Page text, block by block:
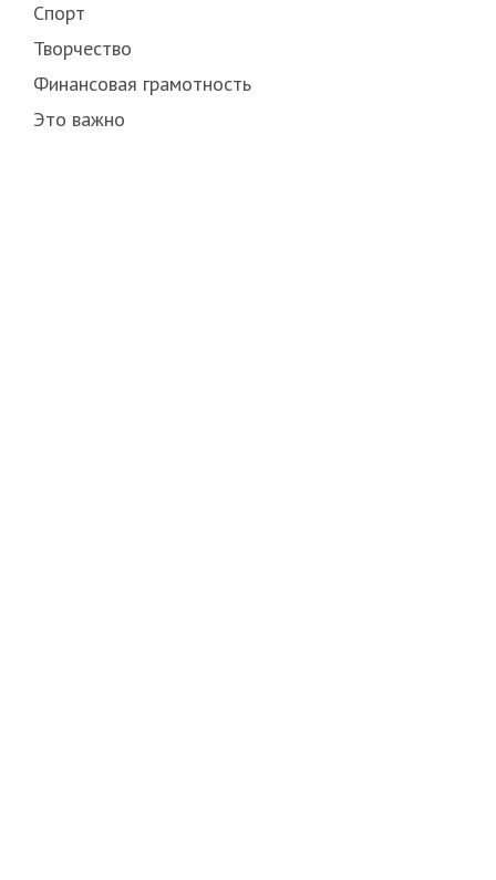
Спорт
Творчество
Финансовая грамотность
Это важно